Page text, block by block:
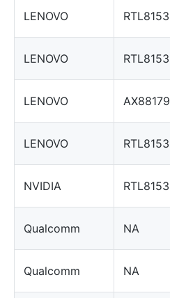
LENOVO RTL8153
LENOVO RTL8153
LENOVO AX88179
LENOVO RTL8153
NVIDIA RTL8153
Qualcomm NA
Qualcomm NA